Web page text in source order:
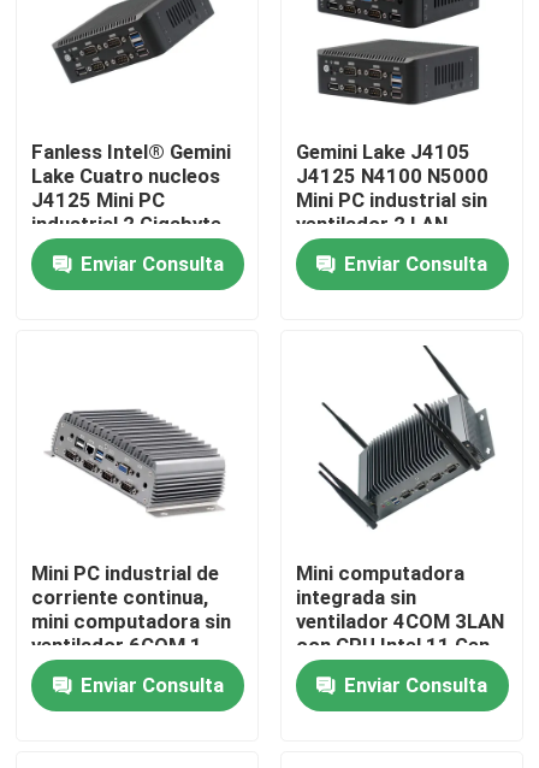
Inicio
Productos
Visita a la fábrica
Control de Calidad
Contacto
Solicitar una cotización
Mini Pc industrial
Fanless Intel® Gemini
Lake Cuatro nucleos
J4125 Mini PC
industrial 2 Gigabyte
NIC 6COM Nuc
Enviar Consulta
Gemini Lake J4105
J4125 N4100 N5000
Mini PC industrial sin
ventilador 2 LAN
6COM Nuc
Enviar Consulta
Mini PC industrial de
corriente continua,
mini computadora sin
ventilador 6COM 1
LAN de cuatro núcleos
J4205Enviar Consulta
Mini computadora
integrada sin
ventilador 4COM 3LAN
con CPU Intel 11 Gen
Tiger Lake 6305
Enviar Consulta